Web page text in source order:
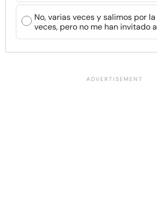
No, varias veces y salimos por
veces, pero no me han invitado